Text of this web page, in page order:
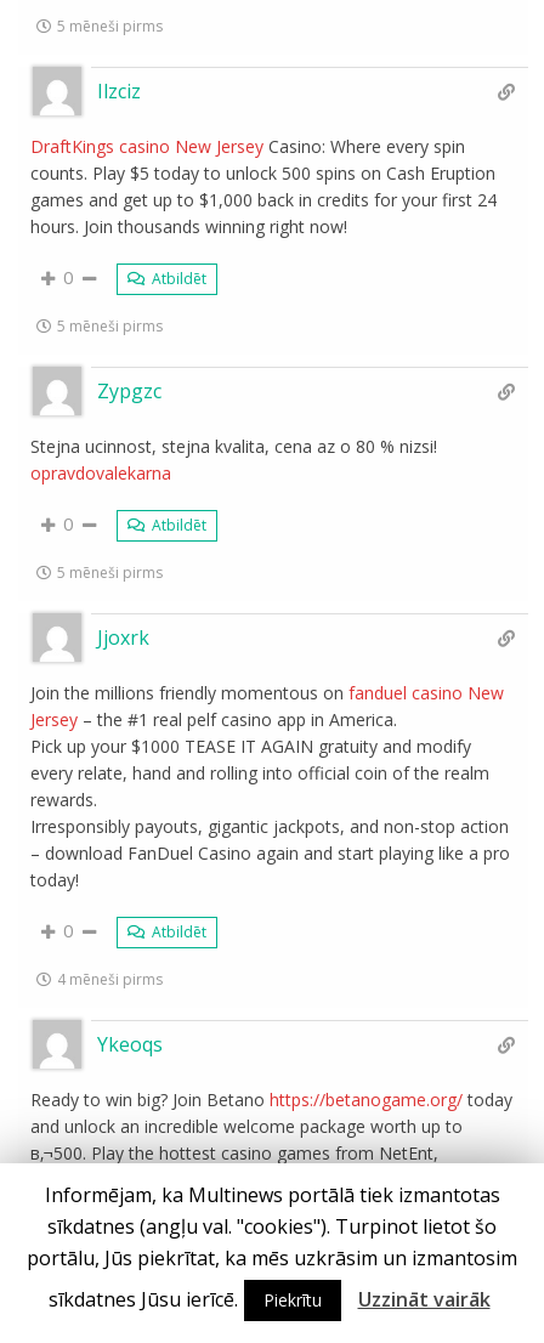
5 mēneši pirms
Ilzciz
DraftKings casino New Jersey Casino: Where every spin
counts. Play $5 today to unlock 500 spins on Cash Eruption
games and get up to $1,000 back in credits for your first 24
hours. Join thousands winning right now!
0 Atbildēt
5 mēneši pirms
Zypgzc
Stejna ucinnost, stejna kvalita, cena az o 80 % nizsi!
opravdovalekarna
0 Atbildēt
5 mēneši pirms
Jjoxrk
Join the millions friendly momentous onfanduel casino New
Jersey – the #1 real pelf casino app in America.
Pick up your $1000 TEASE IT AGAIN gratuity and modify
every relate, hand and rolling into official coin of the realm
rewards.
Irresponsibly payouts, gigantic jackpots, and non-stop action
– download FanDuel Casino again and start playing like a pro
today!
0 Atbildēt
4 mēneši pirms
Ykeoqs
Ready to win big? Join Betanohttps://betanogame.org/today
and unlock an incredible welcome package worth up to
в‚¬500. Play the hottest casino games from NetEnt,
24/7 support, your adventure starts now at Betano.
0 Atbildēt
4 mēneši pirms
Informējam, ka Multinews portālā tiek izmantotas
sīkdatnes (angļu val. "cookies"). Turpinot lietot šo
portālu, Jūs piekrītat, ka mēs uzkrāsim un izmantosim
sīkdatnes Jūsu ierīcē.
Piekrītu Uzzināt vairāk